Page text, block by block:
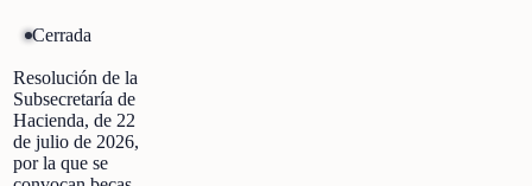
Cerrada
Resolución de la
Subsecretaría de
Hacienda, de 22
de julio de 2026,
por la que se